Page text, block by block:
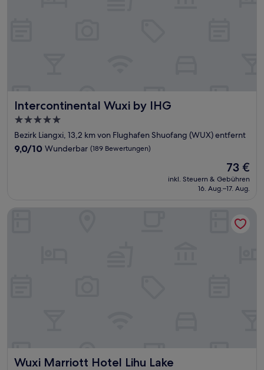
Intercontinental Wuxi by IHG
Intercontinental Wuxi by IHG
5.0-
Sterne-
Unterkunft
Bezirk Liangxi, 13,2 km von Flughafen Shuofang (WUX) entfernt
9.0
9,0/10 Wunderbar (189 Bewertungen)
Der
Preis
beträgt
73 €
inkl. Steuern & Gebühren
16. Aug.–17. Aug.
Wuxi Marriott Hotel Lihu Lake
Wuxi Marriott Hotel Lihu Lake